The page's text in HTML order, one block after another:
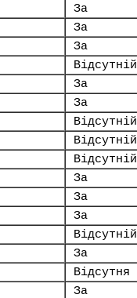
За
За
За
Відсутній
За
За
Відсутній
Відсутній
Відсутній
За
За
За
Відсутній
За
Відсутня
За